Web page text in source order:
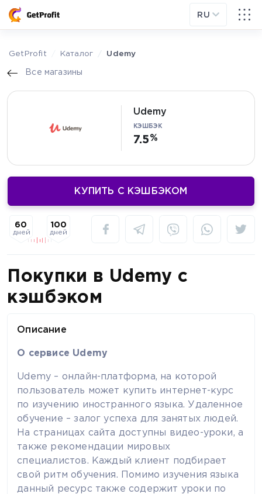
RU
GetProfit Каталог Udemy
Все магазины
Udemy
КЭШБЭК
7.5
КУПИТЬ С КЭШБЭКОМ
60
дней
100
дней
Покупки в Udemy с
кэшбэком
Описание
О сервисе Udemy
Udemy – онлайн-платформа, на которой
пользователь может купить интернет-курс
по изучению иностранного языка. Удаленное
обучение – залог успеха для занятых людей.
На страницах сайта доступны видео-уроки, а
также рекомендации мировых
специалистов. Каждый клиент подбирает
свой ритм обучения. Помимо изучения языка
данный ресурс также содержит уроки по